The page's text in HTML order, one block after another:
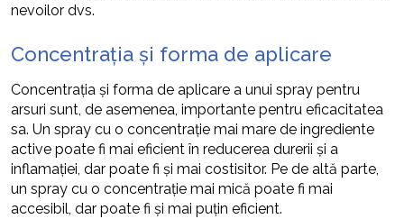
nevoilor dvs.
Concentrația și forma de aplicare
Concentrația și forma de aplicare a unui spray pentru
arsuri sunt, de asemenea, importante pentru eficacitatea
sa. Un spray cu o concentrație mai mare de ingrediente
active poate fi mai eficient în reducerea durerii și a
inflamației, dar poate fi și mai costisitor. Pe de altă parte,
un spray cu o concentrație mai mică poate fi mai
accesibil, dar poate fi și mai puțin eficient.